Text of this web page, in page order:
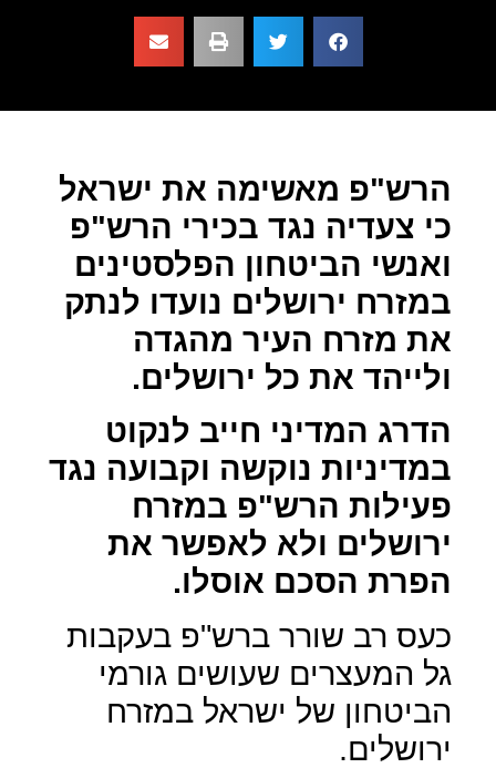
הרש"פ מאשימה את ישראל
כי צעדיה נגד בכירי הרש"פ
ואנשי הביטחון הפלסטינים
במזרח ירושלים נועדו לנתק
את מזרח העיר מהגדה
ולייהד את כל ירושלים.
הדרג המדיני חייב לנקוט
במדיניות נוקשה וקבועה נגד
פעילות הרש"פ במזרח
ירושלים ולא לאפשר את
הפרת הסכם אוסלו.
כעס רב שורר ברש"פ בעקבות
גל המעצרים שעושים גורמי
הביטחון של ישראל במזרח
ירושלים.